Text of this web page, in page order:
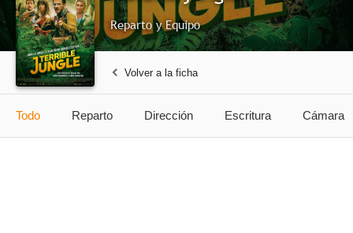
Reparto y Equipo
Volver a la ficha
Todo Reparto Dirección Escritura Cámara